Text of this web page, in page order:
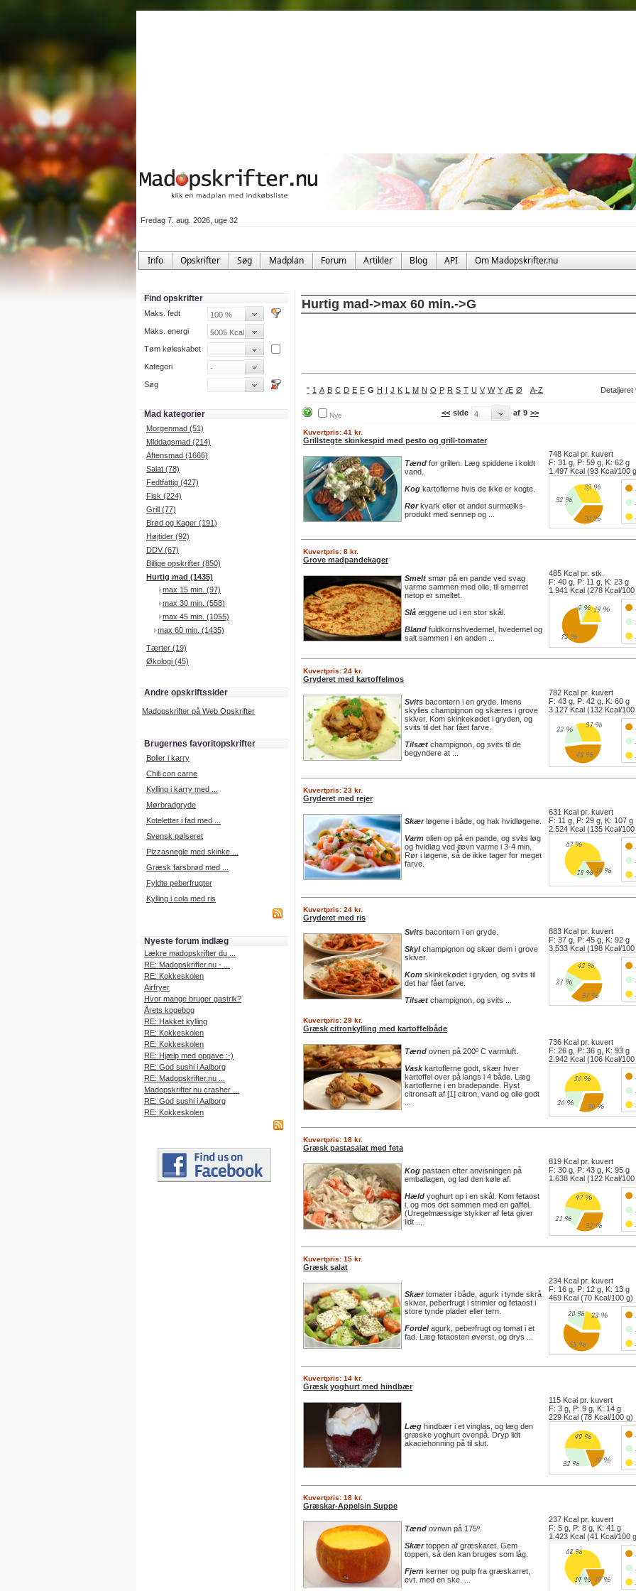
Fredag 7. aug. 2026, uge 32
Info Opskrifter Søg Madplan Forum Artikler Blog API Om Madopskrifter.nu
Find opskrifter
Maks. fedt
Maks. energi
Tøm køleskabet
Kategori
Søg
Mad kategorier
Morgenmad (51)
Middagsmad (214)
Aftensmad (1666)
Salat (78)
Fedtfattig (427)
Fisk (224)
Grill (77)
Brød og Kager (191)
Højtider (92)
DDV (67)
Billige opskrifter (850)
Hurtig mad (1435)
max 15 min. (97)
max 30 min. (558)
max 45 min. (1055)
max 60 min. (1435)
Tærter (19)
Økologi (45)
Andre opskriftssider
Madopskrifter på Web Opskrifter
Brugernes favoritopskrifter
Boller i karry
Chili con carne
Kylling i karry med ...
Mørbradgryde
Koteletter i fad med ...
Svensk pølseret
Pizzasnegle med skinke ...
Græsk farsbrød med ...
Fyldte peberfrugter
Kylling i cola med ris
Nyeste forum indlæg
Lækre madopskrifter du ...
RE: Madopskrifter.nu - ...
RE: Kokkeskolen
Airfryer
Hvor mange bruger gastrik?
Årets kogebog
RE: Hakket kylling
RE: Kokkeskolen
RE: Kokkeskolen
RE: Hjælp med opgave :-)
RE: God sushi i Aalborg
RE: Madopskrifter.nu ...
Madopskrifter.nu crasher ...
RE: God sushi i Aalborg
RE: Kokkeskolen
Hurtig mad->max 60 min.->G
" 1 A B C D E F G H I J K L M N O P R S T U V W Y Æ Ø A-Z Detaljeret
Nye << side af 9 >>
Kuvertpris: 41 kr.
Grillstegte skinkespid med pesto og grill-tomater
Tænd for grillen. Læg spiddene i koldt
vand.
Kog kartoflerne hvis de ikke er kogte.
Rørkvark eller et andet surmælks-
produkt med sennep og ...
748 Kcal pr. kuvert
F: 31 g, P: 59 g, K: 62 g
1.497 Kcal (93 Kcal/100
Kuvertpris: 8 kr.
Grove madpandekager
Smelt smør på en pande ved svag
varme sammen med olie, til smørret
netop er smeltet.
Slå æggene ud i en stor skål.
Bland fuldkornshvedemel, hvedemel og
salt sammen i en anden ...
485 Kcal pr. stk.
F: 40 g, P: 11 g, K: 23 g
1.941 Kcal (278 Kcal/100
Kuvertpris: 24 kr.
Gryderet med kartoffelmos
Svits bacontern i en gryde. Imens
skylles champignon og skæres i grove
skiver. Kom skinkekødet i gryden, og
svits til det har fået farve.
Tilsæt champignon, og svits til de
begyndere at ...
782 Kcal pr. kuvert
F: 43 g, P: 42 g, K: 60 g
3.127 Kcal (132 Kcal/100
Kuvertpris: 23 kr.
Gryderet med rejer
Skærløgene i både, og hak hvidløgene.
Varm olien op på en pande, og svits løg
og hvidløg ved jævn varme i 3-4 min.
Rør i løgene, så de ikke tager for meget
farve.
631 Kcal pr. kuvert
F: 11 g, P: 29 g, K: 107 g
2.524 Kcal (135 Kcal/100
Kuvertpris: 24 kr.
Gryderet med ris
Svits bacontern i en gryde.
Skylchampignon og skær dem i grove
skiver.
Kom skinkekødet i gryden, og svits til
det har fået farve.
Tilsæt champignon, og svits ...
883 Kcal pr. kuvert
F: 37 g, P: 45 g, K: 92 g
3.533 Kcal (198 Kcal/100
Kuvertpris: 29 kr.
Græsk citronkylling med kartoffelbåde
Tænd ovnen på 200º C varmluft.
Vaskkartoflerne godt, skær hver
kartoffel over på langs i 4 både. Læg
kartoflerne i en bradepande. Ryst
citronsaft af [1] citron, vand og olie godt
736 Kcal pr. kuvert
F: 26 g, P: 36 g, K: 93 g
2.942 Kcal (106 Kcal/100
Kuvertpris: 18 kr.
Græsk pastasalat med feta
Kog pastaen efter anvisningen på
emballagen, og lad den køle af.
Hæld yoghurt op i en skål. Kom fetaost
i, og mos det sammen med en gaffel.
(Uregelmæssige stykker af feta giver
lidt ...
819 Kcal pr. kuvert
F: 30 g, P: 43 g, K: 95 g
1.638 Kcal (122 Kcal/100
Kuvertpris: 15 kr.
Græsk salat
Skærtomater i både, agurk i tynde skrå
skiver, peberfrugt i strimler og fetaost i
store tynde plader eller tern.
Fordelagurk, peberfrugt og tomat i et
fad. Læg fetaosten øverst, og drys ...
234 Kcal pr. kuvert
F: 16 g, P: 12 g, K: 13 g
469 Kcal (70 Kcal/100 g)
Kuvertpris: 14 kr.
Græsk yoghurt med hindbær
Læg hindbær i et vinglas, og læg den
græske yoghurt ovenpå. Dryp lidt
akaciehonning på til slut.
115 Kcal pr. kuvert
F: 3 g, P: 9 g, K: 14 g
229 Kcal (78 Kcal/100 g)
Kuvertpris: 18 kr.
Græskar-Appelsin Suppe
Tænd ovnwn på 175º.
Skærtoppen af græskaret. Gem
toppen, så den kan bruges som låg.
Fjern kerner og pulp fra græskarret,
evt. med en ske. ...
237 Kcal pr. kuvert
F: 5 g, P: 8 g, K: 41 g
1.423 Kcal (41 Kcal/100